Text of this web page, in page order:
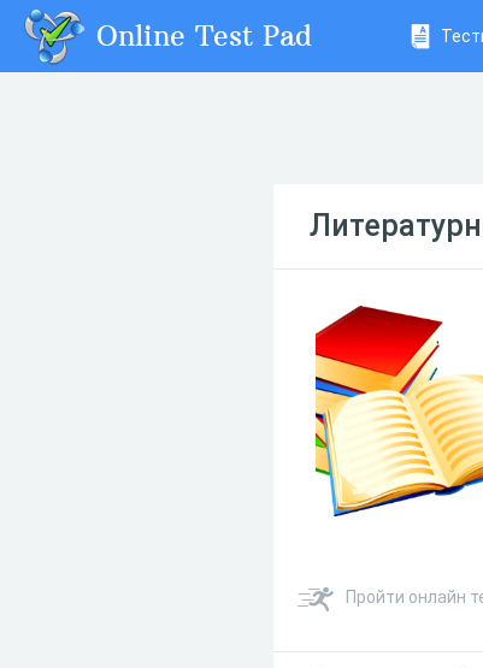
Online Test Pad
Пройти онлайн